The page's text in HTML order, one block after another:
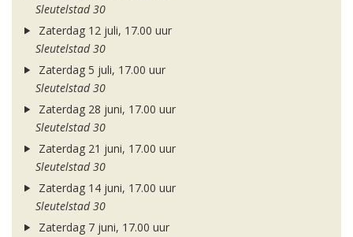
Sleutelstad 30
Zaterdag 12 juli, 17.00 uur
Sleutelstad 30
Zaterdag 5 juli, 17.00 uur
Sleutelstad 30
Zaterdag 28 juni, 17.00 uur
Sleutelstad 30
Zaterdag 21 juni, 17.00 uur
Sleutelstad 30
Zaterdag 14 juni, 17.00 uur
Sleutelstad 30
Zaterdag 7 juni, 17.00 uur